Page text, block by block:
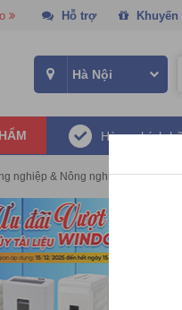
Hỗ trợ Khuyến
Hàng chính
nghiệp & Nông nghiệp / Thiết bị